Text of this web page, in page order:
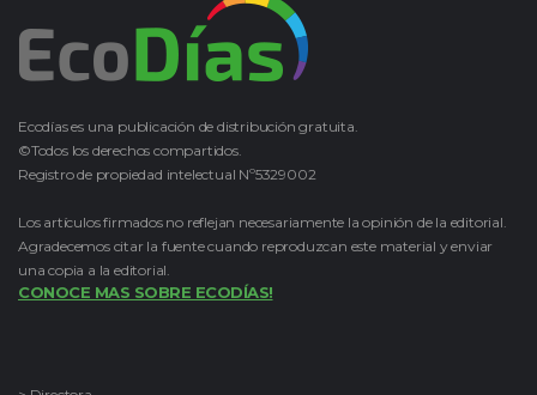
Ecodías es una publicación de distribución gratuita.
©Todos los derechos compartidos.
Registro de propiedad intelectual Nº5329002
Los artículos firmados no reflejan necesariamente la opinión de la editorial.
Agradecemos citar la fuente cuando reproduzcan este material y enviar
una copia a la editorial.
CONOCE MAS SOBRE ECODÍAS!